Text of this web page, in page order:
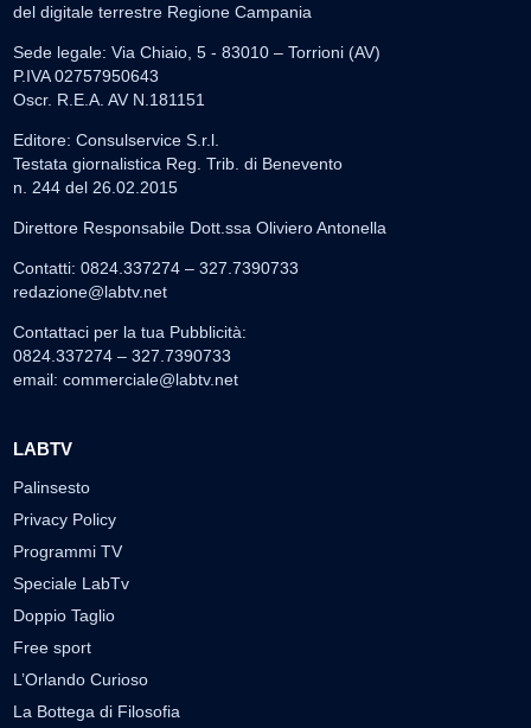
del digitale terrestre Regione Campania
Sede legale: Via Chiaio, 5 - 83010 – Torrioni (AV)
P.IVA 02757950643
Oscr. R.E.A. AV N.181151
Editore: Consulservice S.r.l.
Testata giornalistica Reg. Trib. di Benevento
n. 244 del 26.02.2015
Direttore Responsabile Dott.ssa Oliviero Antonella
Contatti: 0824.337274 – 327.7390733
redazione@labtv.net
Contattaci per la tua Pubblicità:
0824.337274 – 327.7390733
email: commerciale@labtv.net
LABTV
Palinsesto
Privacy Policy
Programmi TV
Speciale LabTv
Doppio Taglio
Free sport
L’Orlando Curioso
La Bottega di Filosofia